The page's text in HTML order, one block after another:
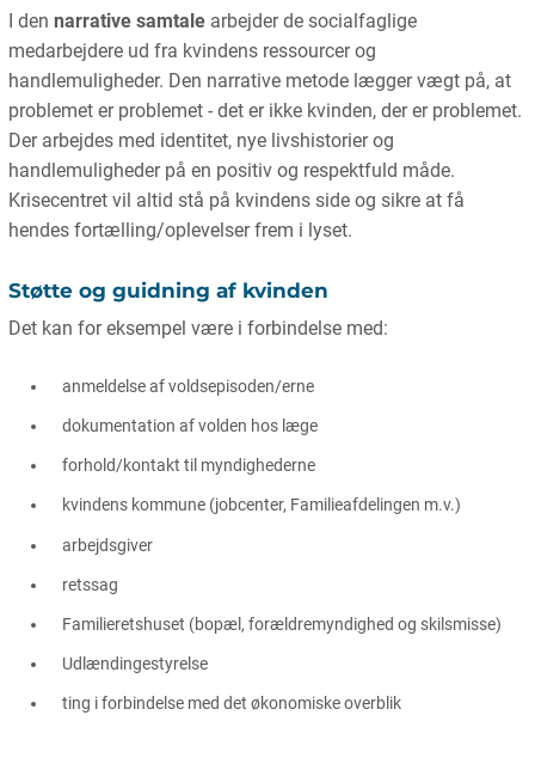
I dennarrative samtale arbejder de socialfaglige
medarbejdere ud fra kvindens ressourcer og
handlemuligheder. Den narrative metode lægger vægt på, at
problemet er problemet - det er ikke kvinden, der er problemet.
Der arbejdes med identitet, nye livshistorier og
handlemuligheder på en positiv og respektfuld måde.
Krisecentret vil altid stå på kvindens side og sikre at få
hendes fortælling/oplevelser frem i lyset.
Støtte og guidning af kvinden
Det kan for eksempel være i forbindelse med:
anmeldelse af voldsepisoden/erne
dokumentation af volden hos læge
forhold/kontakt til myndighederne
kvindens kommune (jobcenter, Familieafdelingen m.v.)
arbejdsgiver
retssag
Familieretshuset (bopæl, forældremyndighed og skilsmisse)
Udlændingestyrelse
ting i forbindelse med det økonomiske overblik